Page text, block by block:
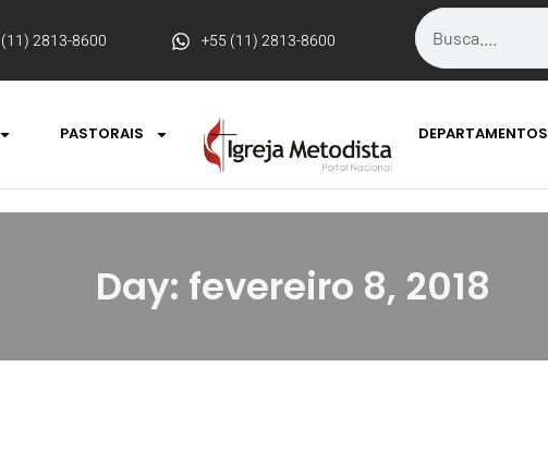
2813-8600 +55 (11) 2813-8600
PASTORAIS DEPARTAMENTOS
Day: fevereiro 8, 2018